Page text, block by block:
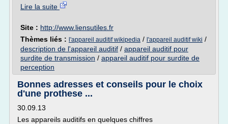
Lire la suite
Site : http://www.liensutiles.fr
Thèmes liés : l'appareil auditif wikipedia / l'appareil auditif wiki /
description de l'appareil auditif / appareil auditif pour
surdite de transmission / appareil auditif pour surdite de
perception
Bonnes adresses et conseils pour le choix
d'une prothese ...
30.09.13
Les appareils auditifs en quelques chiffres